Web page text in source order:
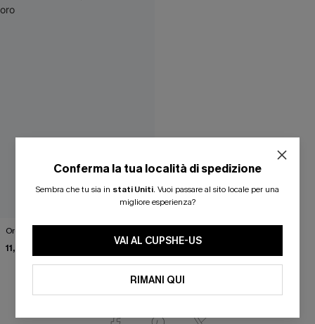
Orecchini Starry Shores color oro
11,00 €
Vi piace? Condividetelo!
Conferma la tua località di spedizione
Sembra che tu sia in stati Uniti. Vuoi passare al sito locale per una
migliore esperienza?
VAI AL CUPSHE-US
RIMANI QUI